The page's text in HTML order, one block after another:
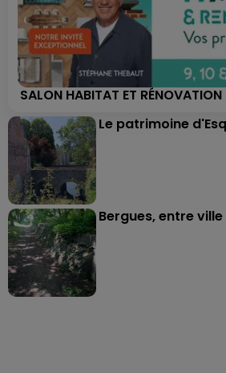
SALON HABITAT ET
Le patrimoine
Bergues, entre